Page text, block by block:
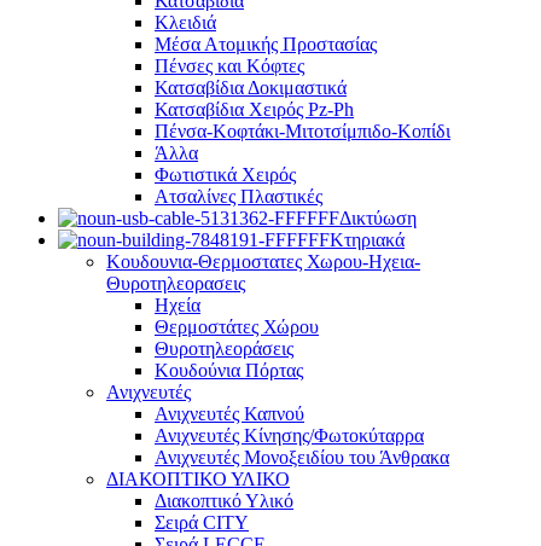
Κλειδιά
Μέσα Ατομικής Προστασίας
Πένσες και Κόφτες
Κατσαβίδια Δοκιμαστικά
Κατσαβίδια Χειρός Pz-Ph
Πένσα-Κοφτάκι-Μιτοτσίμπιδο-Κοπίδι
Άλλα
Φωτιστικά Χειρός
Ατσαλίνες Πλαστικές
Δικτύωση
Κτηριακά
Κουδουνια-Θερμοστατες Χωρου-Ηχεια-
Θυροτηλεορασεις
Ηχεία
Θερμοστάτες Χώρου
Θυροτηλεοράσεις
Κουδούνια Πόρτας
Ανιχνευτές
Ανιχνευτές Καπνού
Ανιχνευτές Κίνησης/Φωτοκύταρρα
Ανιχνευτές Μονοξειδίου του Άνθρακα
ΔΙΑΚΟΠΤΙΚΟ ΥΛΙΚΟ
Διακοπτικό Υλικό
Σειρά CITY